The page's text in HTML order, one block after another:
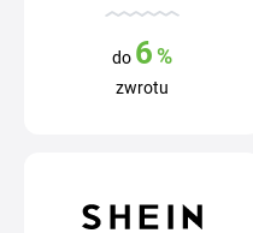
do 6 %
zwrotu